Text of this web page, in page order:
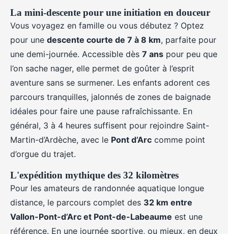
La mini-descente pour une initiation en douceur
Vous voyagez en famille ou vous débutez ? Optez
pour une descente courte de 7 à 8 km, parfaite pour
une demi-journée. Accessible dès 7 ans pour peu que
l’on sache nager, elle permet de goûter à l’esprit
aventure sans se surmener. Les enfants adorent ces
parcours tranquilles, jalonnés de zones de baignade
idéales pour faire une pause rafraîchissante. En
général, 3 à 4 heures suffisent pour rejoindre Saint-
Martin-d’Ardèche, avec le Pont d’Arc comme point
d’orgue du trajet.
L'expédition mythique des 32 kilomètres
Pour les amateurs de randonnée aquatique longue
distance, le parcours complet des 32 km entre
Vallon-Pont-d’Arc et Pont-de-Labeaume est une
référence. En une journée sportive, ou mieux, en deux